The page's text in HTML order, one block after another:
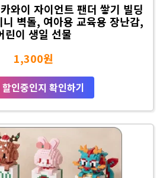
이 자이언트 팬더 쌓기 빌딩
벽돌, 여아용 교육용 장난감,
린이 생일 선물
1,300원
인중인지 확인하기